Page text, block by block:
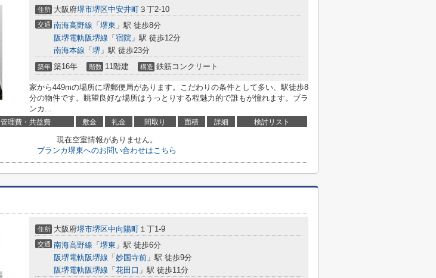
住所 大阪府堺市堺区中安井町 ３丁2-10
交通 南海高野線 「 堺東 」駅 徒歩8分
阪堺電軌阪堺線 「 宿院 」駅 徒歩12分
南海本線 「 堺 」駅 徒歩23分
築年 築16年 階数 11階建 構造 鉄筋コンクリート
家から449mの場所に堺郵便局があります。こだわりの条件として多い、駅徒歩8
分の物件です。眺望良好な場所はうっとりする程魅力的で誰もが憧れます。ブラ
ンカ...
管理費・共益費 敷金 礼金 間取り 面積 詳細 検討リスト
現在空室情報がありません。
ブランカ堺東へのお問い合わせはこちら
住所 大阪府堺市堺区中向陽町 １丁1-9
交通 南海高野線 「 堺東 」駅 徒歩6分
阪堺電軌阪堺線 「 妙国寺前 」駅 徒歩9分
阪堺電軌阪堺線 「 花田口 」駅 徒歩11分